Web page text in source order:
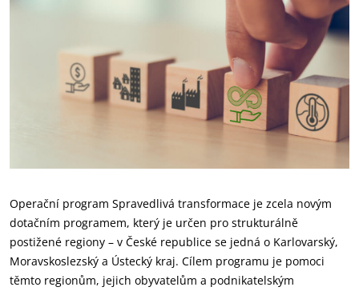
Operační program Spravedlivá transformace je zcela novým
dotačním programem, který je určen pro strukturálně
postižené regiony – v České republice se jedná o Karlovarský,
Moravskoslezský a Ústecký kraj. Cílem programu je pomoci
těmto regionům, jejich obyvatelům a podnikatelským